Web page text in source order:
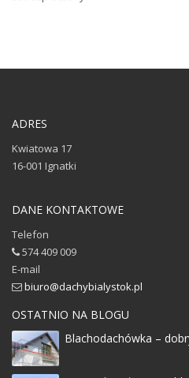
ADRES
Kwiatowa 17
16-001 Ignatki
DANE KONTAKTOWE
Telefon
574 409 009
E-mail
biuro@dachybialystok.pl
OSTATNIO NA BLOGU
Blachodachówka –